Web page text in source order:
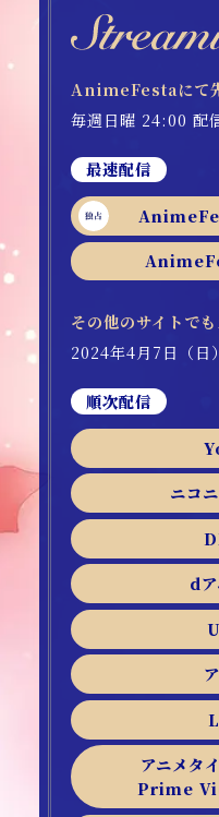
AnimeFestaにて
毎週日曜 24:00 配
最速配信
その他のサイトで
2024年4月7日（日
順次配信
ニコ
d
アニメタ
Prime